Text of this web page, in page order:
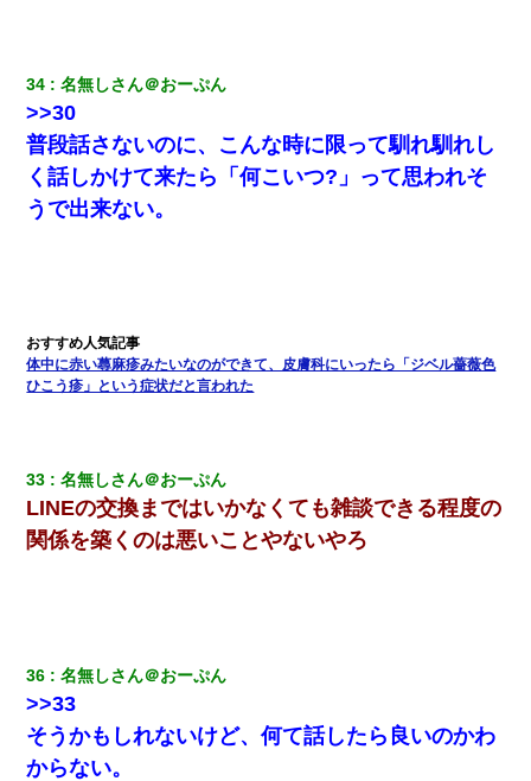
34 名無しさん＠おーぷん
>>30
普段話さないのに、こんな時に限って馴れ馴れし
く話しかけて来たら「何こいつ?」って思われそ
うで出来ない。
体中に赤い蕁麻疹みたいなのができて、皮膚科にいったら「ジベル薔薇色
ひこう疹」という症状だと言われた
33 名無しさん＠おーぷん
LINEの交換まではいかなくても雑談できる程度の
関係を築くのは悪いことやないやろ
36 名無しさん＠おーぷん
>>33
そうかもしれないけど、何て話したら良いのかわ
からない。